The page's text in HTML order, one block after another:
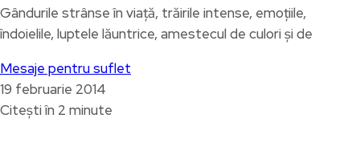
Gândurile strânse în viață, trăirile intense, emoțiile,
îndoielile, luptele lăuntrice, amestecul de culori și de
Mesaje pentru suflet
19 februarie 2014
Citești în 2 minute